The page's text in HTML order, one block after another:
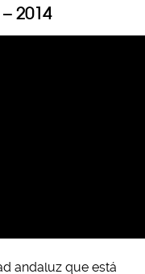
– 2014
andaluz que está